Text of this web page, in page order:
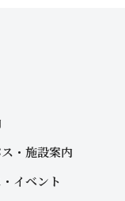
・施設案内
イベント